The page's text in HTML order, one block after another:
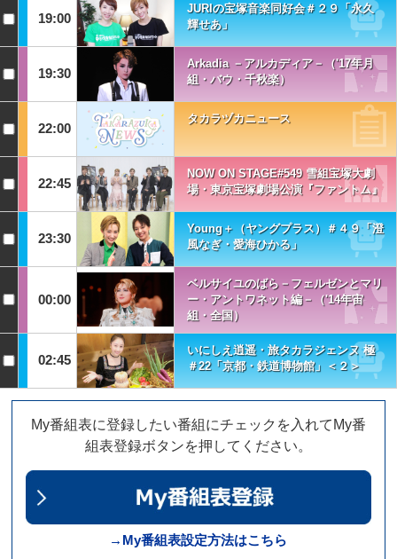
19:00
JURIの宝塚音楽同好会＃２９「永久
輝せあ」
19:30
Arkadia －アルカディア－（'17年月
組・バウ・千秋楽）
22:00
タカラヅカニュース
22:45
NOW ON STAGE#549 雪組宝塚大劇
場・東京宝塚劇場公演『ファントム』
23:30
Young＋（ヤングプラス）＃４９「澄
風なぎ・愛海ひかる」
00:00
ベルサイユのばら－フェルゼンとマリ
ー・アントワネット編－（'14年宙
組・全国）
02:45
いにしえ逍遥・旅タカラジェンヌ 極
＃22「京都・鉄道博物館」＜２＞
My番組表に登録したい番組にチェックを入れてMy番
組表登録ボタンを押してください。
→My番組表設定方法はこちら